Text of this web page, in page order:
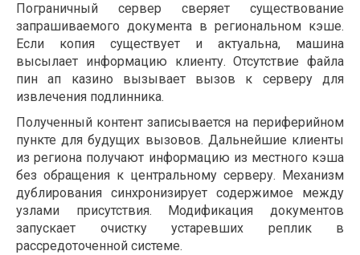
Пограничный сервер сверяет существование
запрашиваемого документа в региональном кэше.
Если копия существует и актуальна, машина
высылает информацию клиенту. Отсутствие файла
пин ап казино вызывает вызов к серверу для
извлечения подлинника.
Полученный контент записывается на периферийном
пункте для будущих вызовов. Дальнейшие клиенты
из региона получают информацию из местного кэша
без обращения к центральному серверу. Механизм
дублирования синхронизирует содержимое между
узлами присутствия. Модификация документов
запускает очистку устаревших реплик в
рассредоточенной системе.